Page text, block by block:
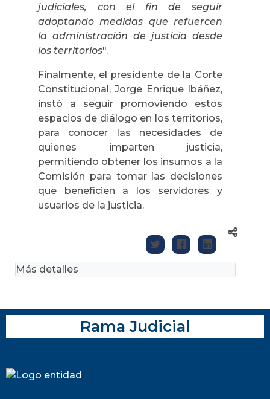
judiciales, con el fin de seguir
adoptando medidas que refuercen
la administración de justicia desde
los territorios".
Finalmente, el presidente de la Corte
Constitucional, Jorge Enrique Ibáñez,
instó a seguir promoviendo estos
espacios de diálogo en los territorios,
para conocer las necesidades de
quienes imparten justicia,
permitiendo obtener los insumos a la
Comisión para tomar las decisiones
que beneficien a los servidores y
usuarios de la justicia.
Más detalles
Rama Judicial